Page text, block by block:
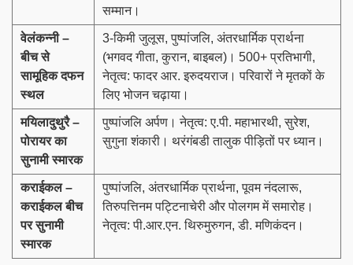
सम्मान।
वेलंकन्नी –
बीच से
सामूहिक दफन
स्थल
3-किमी जुलूस, पुष्पांजलि, अंतरधार्मिक प्रार्थना
(भगवद गीता, कुरान, बाइबल)। 500+ प्रतिभागी,
नेतृत्व: फादर आर. इरुदयराज। परिवारों ने मृतकों के
लिए भोजन चढ़ाया।
मयिलादुथुरै –
पोरायर का
सुनामी स्मारक
पुष्पांजलि अर्पण। नेतृत्व: ए.पी. महाभारथी, सुरेश,
सुगुना शंकारी। थरंगंबडी तालुक पीड़ितों पर ध्यान।
कराईकल –
कराईकल बीच
पर सुनामी
स्मारक
पुष्पांजलि, अंतरधार्मिक प्रार्थना, पूवम नंदलारू,
तिरुपत्तिनम पट्टिनाचेरी और पोलगम में समारोह।
नेतृत्व: पी.आर.एन. थिरुमुरुगन, डी. मणिकंदन।